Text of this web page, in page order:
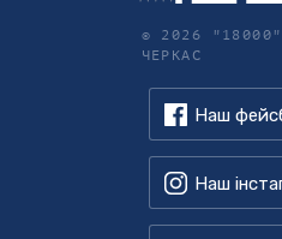
© 2026
ЧЕРКАС
Наш
Наш